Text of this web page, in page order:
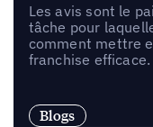
Les avis sont le
tâche pour
comment mettre
franchise efficace.
Blogs